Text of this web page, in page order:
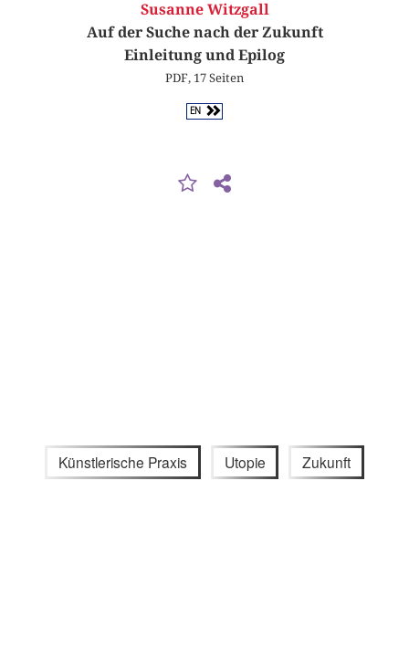
Susanne Witzgall
Auf der Suche nach der Zukunft
Einleitung und Epilog
PDF, 17 Seiten
EN
Künstlerische Praxis Utopie Zukunft